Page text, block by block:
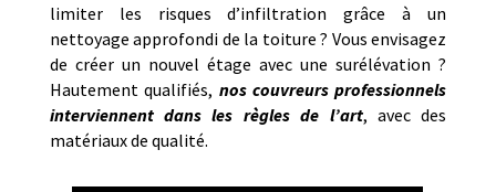
limiter les risques d’infiltration grâce à un
nettoyage approfondi de la toiture ? Vous envisagez
de créer un nouvel étage avec une surélévation ?
Hautement qualifiés, nos couvreurs professionnels
interviennent dans les règles de l’art, avec des
matériaux de qualité.